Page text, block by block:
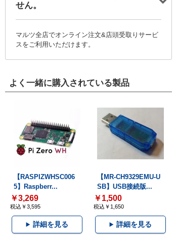
せん。
マルツ全店でオンライン注文&店頭受取りサービ
スをご利用いただけます。
よく一緒に購入されている製品
【RASPIZWHSC006
5】Raspberr...
￥3,269
税込￥3,595
詳細を見る
【MR-CH9329EMU-U
SB】USB接続版...
￥1,500
税込￥1,650
詳細を見る